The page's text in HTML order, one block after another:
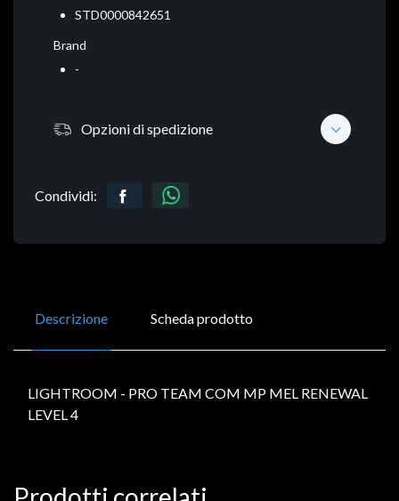
STD0000842651
Brand
-
Opzioni di spedizione
Condividi:
Descrizione Scheda prodotto
LIGHTROOM - PRO TEAM COM MP MEL RENEWAL
LEVEL 4